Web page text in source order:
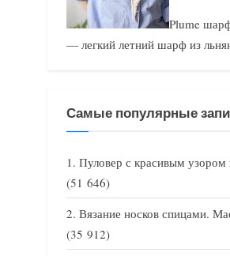
Plume
— легкий летний шарф из
Самые популярные
Пуловер с красивым узором
(51 646)
Вязание носков спицами.
(35 912)